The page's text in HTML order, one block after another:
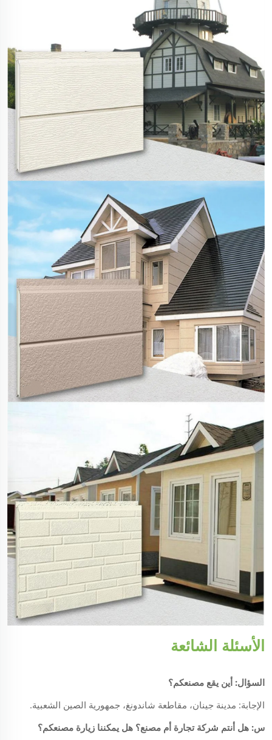
الأسئلة الشائعة
السؤال: أين يقع مصنعكم؟
الإجابة: مدينة جينان، مقاطعة شاندونغ، جمهورية الصين الشعبية.
س: هل أنتم شركة تجارة أم مصنع؟ هل يمكننا زيارة مصنعكم؟